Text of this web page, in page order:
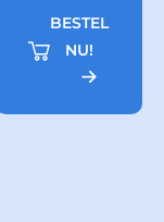
BESTEL
NU!